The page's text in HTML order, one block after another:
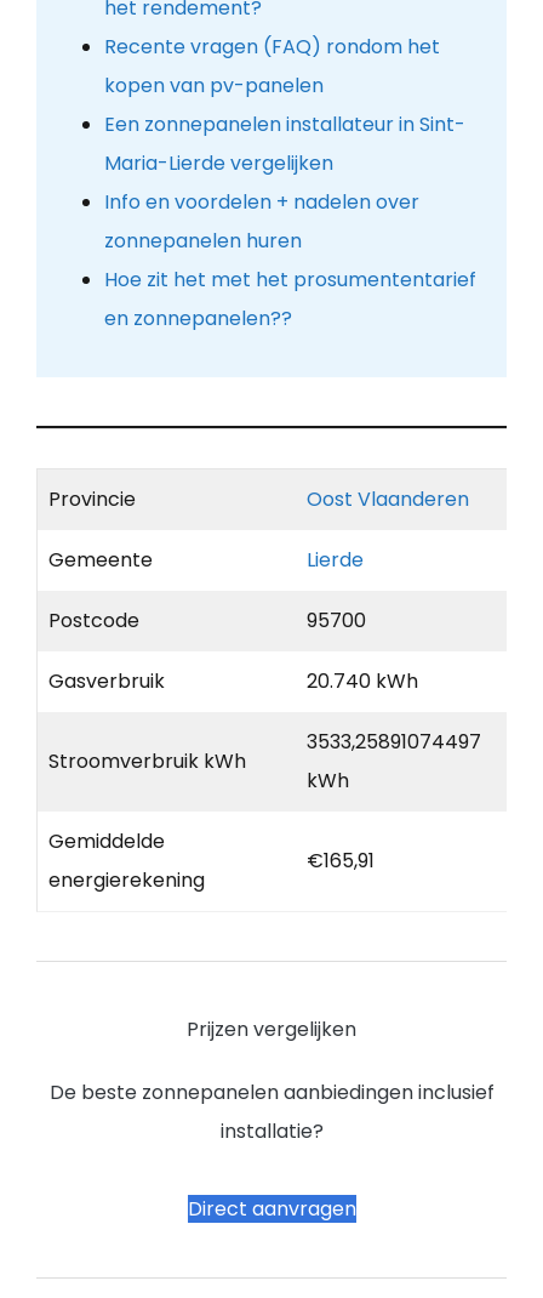
het rendement?
Recente vragen (FAQ) rondom het
kopen van pv-panelen
Een zonnepanelen installateur in Sint-
Maria-Lierde vergelijken
Info en voordelen + nadelen over
zonnepanelen huren
Hoe zit het met het prosumententarief
en zonnepanelen??
Provincie Oost Vlaanderen
Gemeente Lierde
Postcode 95700
Gasverbruik 20.740 kWh
Stroomverbruik kWh
3533,25891074497
kWh
Gemiddelde
energierekening
€165,91
Prijzen vergelijken
De beste zonnepanelen aanbiedingen inclusief
installatie?
Direct aanvragen